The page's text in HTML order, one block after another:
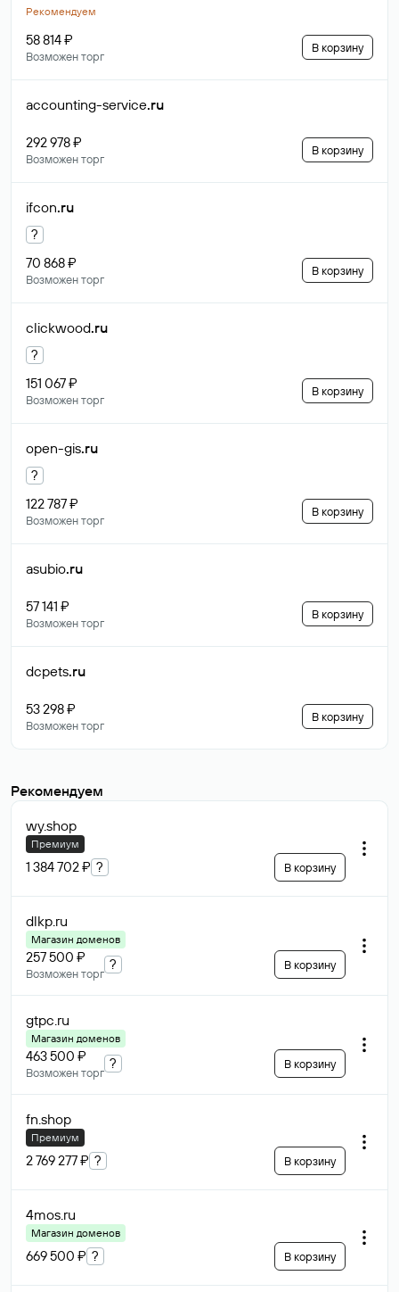
Рекомендуем
58 814 ₽
Возможен торг
В корзину
accounting-service.ru
292 978 ₽
Возможен торг
В корзину
ifcon.ru
?
70 868 ₽
Возможен торг
В корзину
clickwood.ru
?
151 067 ₽
Возможен торг
В корзину
open-gis.ru
?
122 787 ₽
Возможен торг
В корзину
asubio.ru
57 141 ₽
Возможен торг
В корзину
dcpets.ru
53 298 ₽
Возможен торг
В корзину
Рекомендуем
wy.shop
Премиум
1 384 702 ₽ ? В корзину
dlkp.ru
Магазин доменов
257 500 ₽
Возможен торг
? В корзину
gtpc.ru
Магазин доменов
463 500 ₽
Возможен торг
? В корзину
fn.shop
Премиум
2 769 277 ₽ ? В корзину
4mos.ru
Магазин доменов
669 500 ₽ ? В корзину